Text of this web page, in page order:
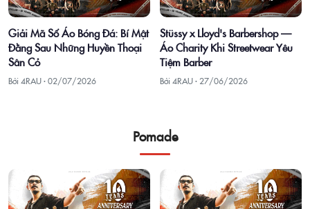
Giải Mã Số Áo Bóng Đá: Bí Mật
Đằng Sau Những Huyền Thoại
Sân Cỏ
Bởi 4RAU ·02/07/2026
Stüssy x Lloyd's Barbershop —
Áo Charity Khi Streetwear Yêu
Tiệm Barber
Bởi 4RAU · 27/06/2026
Pomade